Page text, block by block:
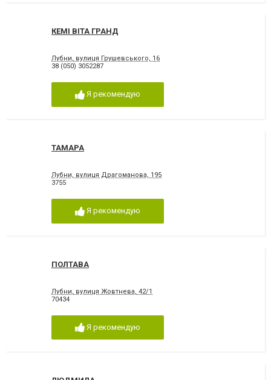
КЕМІ ВІТА ГРАНД
Лубни, вулиця Грушевського, 16
38 (050) 3052287
Я рекомендую
ТАМАРА
Лубни, вулиця Драгоманова, 195
3755
Я рекомендую
ПОЛТАВА
Лубни, вулиця Жовтнева, 42/1
70434
Я рекомендую